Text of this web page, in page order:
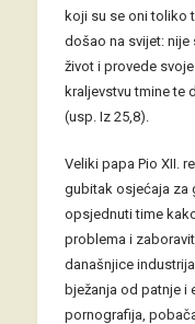
koji su se oni toliko
došao na svijet:
život i provede
kraljevstvu tmine te
(usp. Iz 25,8).
Veliki papa Pio XII.
gubitak osjećaja za
opsjednuti time
problema i
današnjice
bježanja od patnje i
pornografija,